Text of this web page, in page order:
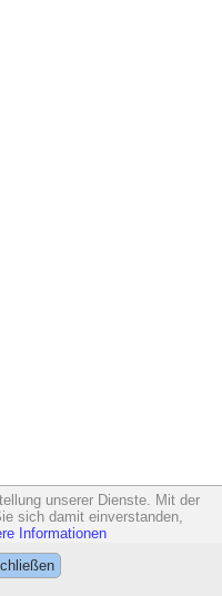
unserer Dienste. Mit der
sich damit einverstanden,
Informationen